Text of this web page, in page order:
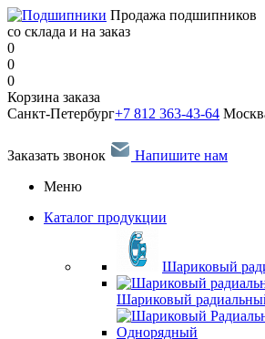
Продажа подшипников
со склада и на заказ
0
0
0
Корзина заказа
Санкт-Петербург+7 812 363-43-64
Заказать звонок
Напишите нам
Меню
Каталог продукции
Шариковый
Шариковый